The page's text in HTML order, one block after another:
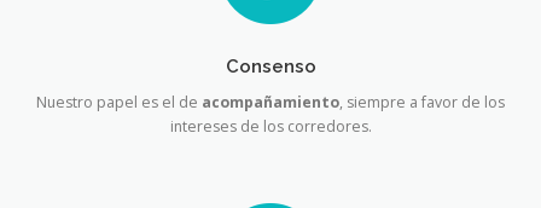
Consenso
Nuestro papel es el de acompañamiento, siempre a favor de los
intereses de los corredores.